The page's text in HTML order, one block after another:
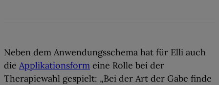
Neben dem Anwendungsschema hat für Elli auch
die Applikationsform eine Rolle bei der
Therapiewahl gespielt: „Bei der Art der Gabe finde